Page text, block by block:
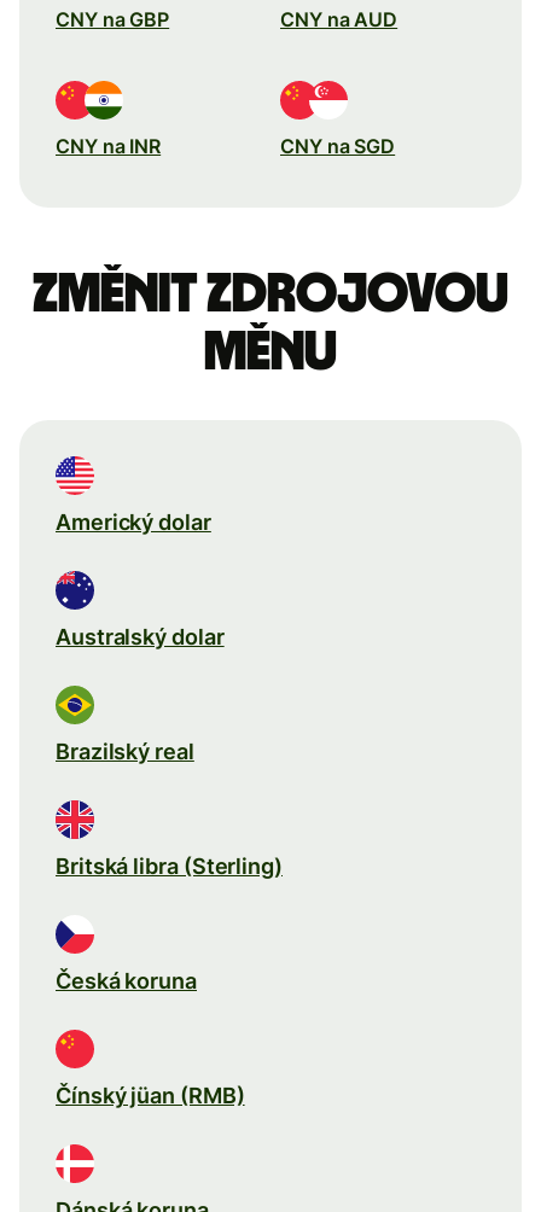
CNY na GBP CNY na AUD
CNY na INR CNY na SGD
Změnit zdrojovou
měnu
Americký dolar
Australský dolar
Brazilský real
Britská libra (Sterling)
Česká koruna
Čínský jüan (RMB)